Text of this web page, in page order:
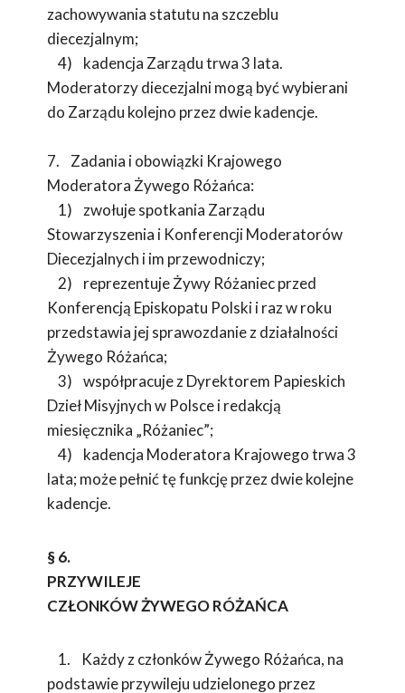
zachowywania statutu na szczeblu
diecezjalnym;
4) kadencja Zarządu trwa 3 lata.
Moderatorzy diecezjalni mogą być wybierani
do Zarządu kolejno przez dwie kadencje.
7. Zadania i obowiązki Krajowego
Moderatora Żywego Różańca:
1) zwołuje spotkania Zarządu
Stowarzyszenia i Konferencji Moderatorów
Diecezjalnych i im przewodniczy;
2) reprezentuje Żywy Różaniec przed
Konferencją Episkopatu Polski i raz w roku
przedstawia jej sprawozdanie z działalności
Żywego Różańca;
3) współpracuje z Dyrektorem Papieskich
Dzieł Misyjnych w Polsce i redakcją
miesięcznika „Różaniec”;
4) kadencja Moderatora Krajowego trwa 3
lata; może pełnić tę funkcję przez dwie kolejne
kadencje.
§ 6.
PRZYWILEJE
CZŁONKÓW ŻYWEGO RÓŻAŃCA
1. Każdy z członków Żywego Różańca, na
podstawie przywileju udzielonego przez